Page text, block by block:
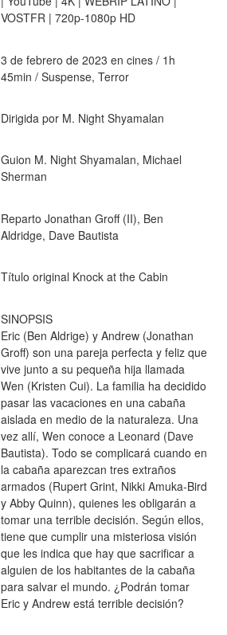
VOSTFR | 720p-1080p HD
3 de febrero de 2023 en cines / 1h
45min / Suspense, Terror
Dirigida por M. Night Shyamalan
Guion M. Night Shyamalan, Michael
Sherman
Reparto Jonathan Groff (II), Ben
Aldridge, Dave Bautista
Título original Knock at the Cabin
SINOPSIS
Eric (Ben Aldrige) y Andrew (Jonathan
Groff) son una pareja perfecta y feliz que
vive junto a su pequeña hija llamada
Wen (Kristen Cui). La familia ha decidido
pasar las vacaciones en una cabaña
aislada en medio de la naturaleza. Una
vez allí, Wen conoce a Leonard (Dave
Bautista). Todo se complicará cuando en
la cabaña aparezcan tres extraños
armados (Rupert Grint, Nikki Amuka-Bird
y Abby Quinn), quienes les obligarán a
tomar una terrible decisión. Según ellos,
tiene que cumplir una misteriosa visión
que les indica que hay que sacrificar a
alguien de los habitantes de la cabaña
para salvar el mundo. ¿Podrán tomar
Eric y Andrew está terrible decisión?